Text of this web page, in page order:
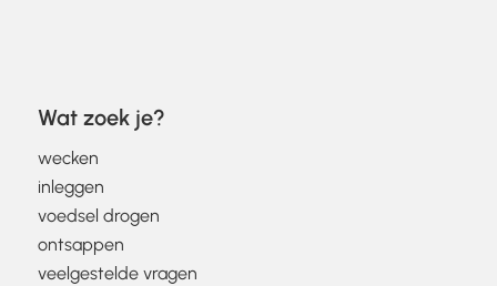
Wat zoek je?
wecken
inleggen
voedsel drogen
ontsappen
veelgestelde vragen